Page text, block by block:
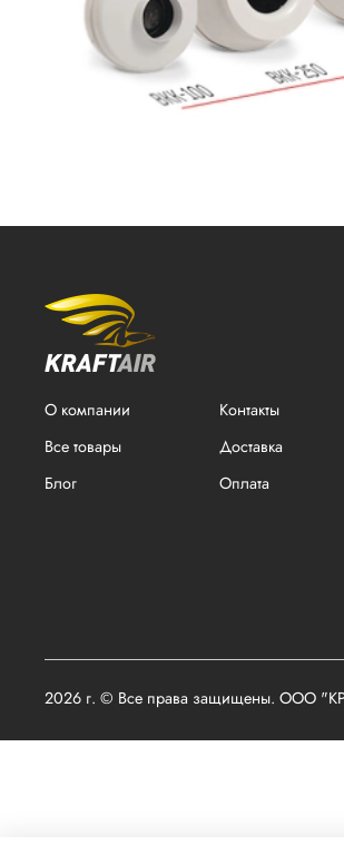
О компании
Все товары
Блог
Контакты
Доставка
Оплата
2026 г. © Все права защищены. ООО